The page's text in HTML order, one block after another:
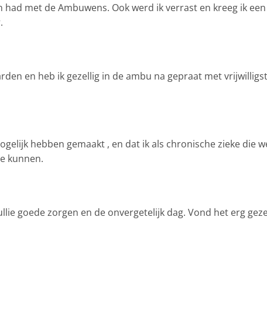
had met de Ambuwens. Ook werd ik verrast en kreeg ik
en heb ik gezellig in de ambu na gepraat met
hebben gemaakt , en dat ik als chronische zieke die
kunnen.
goede zorgen en de onvergetelijk dag. Vond het erg